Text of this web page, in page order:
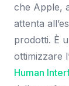
che Apple,
attenta
prodotti. È
ottimizzare
Human